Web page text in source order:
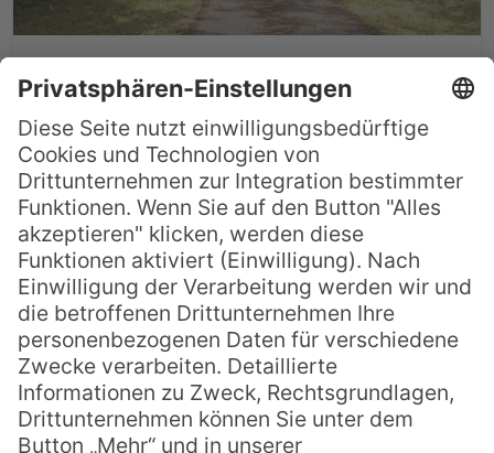
Der Varirata Nationalpark in
Papua Neuguinea
Der Variata Nationalpark in Papua
Neuguinea ist ein Traum für alle, die das
Abenteuer in freier Natur lieben! Nur etwa
45 Minuten Fahrzeit von Port Moresby
entfernt, betritt man hier unberührte
Natur und erlebt Papuas einzigartige Flora
und Fauna hautnah. Der Varirata National
Park ist Papua Neuguineas erster und